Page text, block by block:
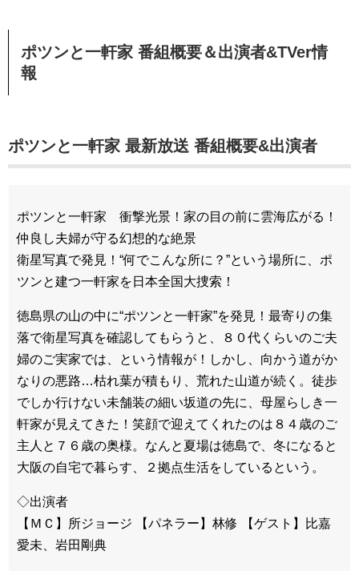
ポツンと一軒家 番組概要＆出演者&TVer情
報
ポツンと一軒家 最新放送 番組概要&出演者
ポツンと一軒家 衝撃光景！家の目の前に雲海広がる！
仲良し夫婦が守る幻想的な絶景
衛星写真で発見！“何でこんな所に？”という場所に、ポ
ツンと建つ一軒家を日本全国大捜索！
徳島県の山の中に“ポツンと一軒家”を発見！最寄りの集
落で衛星写真を確認してもらうと、８０代くらいのご夫
婦のご実家では、という情報が！しかし、向かう道がか
なりの悪路…枯れ葉が積もり、荒れた山道が続く。徒歩
でしか行けない未舗装の細い坂道の先に、母屋らしき一
軒家が見えてきた！笑顔で迎えてくれたのは８４歳のご
主人と７６歳の奥様。なんと夏場は徳島で、冬になると
大阪の自宅で暮らす、２拠点生活をしているという。
◇出演者
【ＭＣ】所ジョージ 【パネラー】林修 【ゲスト】比嘉
愛未、岩田剛典